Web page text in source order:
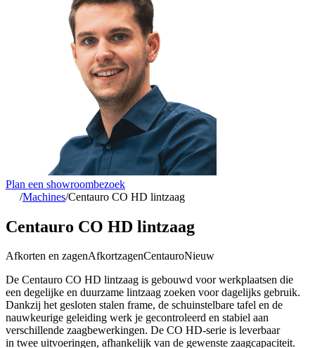
Plan een showroombezoek
/Machines/Centauro CO HD lintzaag
Centauro CO HD lintzaag
Afkorten en zagenAfkortzagenCentauroNieuw
De Centauro CO HD lintzaag is gebouwd voor werkplaatsen die
een degelijke en duurzame lintzaag zoeken voor dagelijks gebruik.
Dankzij het gesloten stalen frame, de schuinstelbare tafel en de
nauwkeurige geleiding werk je gecontroleerd en stabiel aan
verschillende zaagbewerkingen. De CO HD-serie is leverbaar
in twee uitvoeringen, afhankelijk van de gewenste zaagcapaciteit.